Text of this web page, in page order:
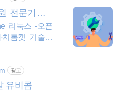
전문기업 2
하우
리눅스 -오픈
톰캣 기술지
광고
유비콤